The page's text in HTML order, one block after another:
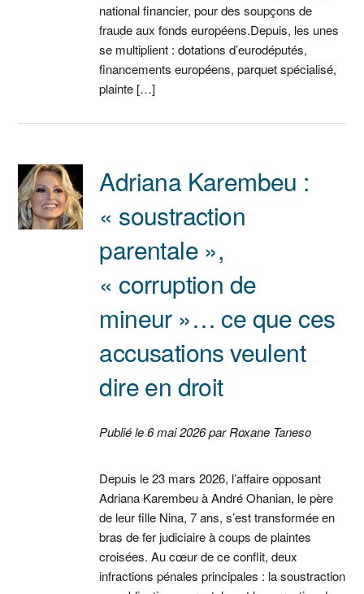
national financier, pour des soupçons de
fraude aux fonds européens.Depuis, les unes
se multiplient : dotations d’eurodéputés,
financements européens, parquet spécialisé,
plainte […]
Adriana Karembeu :
« soustraction
parentale »,
« corruption de
mineur »… ce que ces
accusations veulent
dire en droit
Publié le 6 mai 2026 par Roxane Taneso
Depuis le 23 mars 2026, l’affaire opposant
Adriana Karembeu à André Ohanian, le père
de leur fille Nina, 7 ans, s’est transformée en
bras de fer judiciaire à coups de plaintes
croisées. Au cœur de ce conflit, deux
infractions pénales principales : la soustraction